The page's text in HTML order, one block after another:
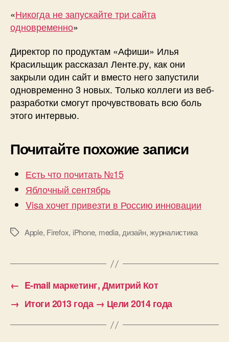
«Никогда не запускайте три сайта
одновременно»
Директор по продуктам «Афиши» Илья
Красильщик рассказал Ленте.ру, как они
закрыли один сайт и вместо него запустили
одновременно 3 новых. Только коллеги из веб-
разработки смогут прочувствовать всю боль
этого интервью.
Почитайте похожие записи
Есть что почитать №15
Яблочный сентябрь
Visa хочет привезти в Россию инновации
МеткиApple, Firefox, iPhone, media, дизайн,журналистика
← E-mail маркетинг, Дмитрий Кот
→ Итоги 2013 года → Цели 2014 года